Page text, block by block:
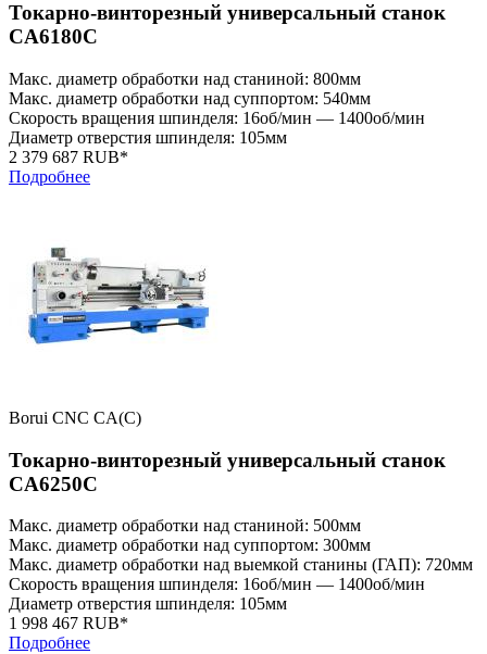
Токарно-винторезный универсальный станок
CA6180C
Макс. диаметр обработки над станиной: 800мм
Макс. диаметр обработки над суппортом: 540мм
Скорость вращения шпинделя: 16об/мин — 1400об/мин
Диаметр отверстия шпинделя: 105мм
2 379 687 RUB*
Подробнее
Borui CNC CA(C)
Токарно-винторезный универсальный станок
CA6250C
Макс. диаметр обработки над станиной: 500мм
Макс. диаметр обработки над суппортом: 300мм
Макс. диаметр обработки над выемкой станины (ГАП): 720мм
Скорость вращения шпинделя: 16об/мин — 1400об/мин
Диаметр отверстия шпинделя: 105мм
1 998 467 RUB*
Подробнее